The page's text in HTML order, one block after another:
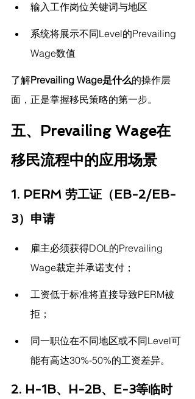
输入工作岗位关键词与地区
系统将展示不同Level的Prevailing
Wage数值
了解Prevailing Wage是什么的操作层
面，正是掌握移民策略的第一步。
五、Prevailing Wage在
移民流程中的应用场景
1. PERM 劳工证（EB-2/EB-
3）申请
雇主必须获得DOL的Prevailing
Wage裁定并承诺支付；
工资低于标准将直接导致PERM被
拒；
同一职位在不同地区或不同Level可
能有高达30%-50%的工资差异。
2. H-1B、H-2B、E-3等临时